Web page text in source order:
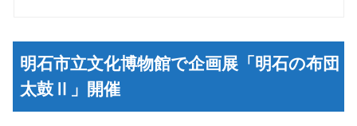
明石市立文化博物館で企画展「明石の布団
太鼓Ⅱ」開催